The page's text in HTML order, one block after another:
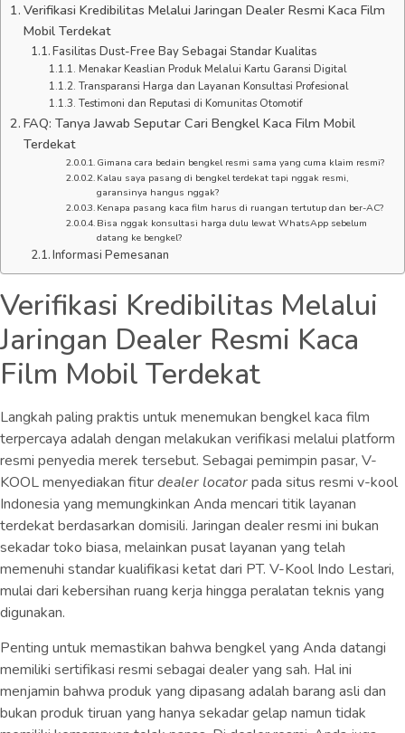
Verifikasi Kredibilitas Melalui Jaringan Dealer Resmi Kaca Film
Mobil Terdekat
Fasilitas Dust-Free Bay Sebagai Standar Kualitas
Menakar Keaslian Produk Melalui Kartu Garansi Digital
Transparansi Harga dan Layanan Konsultasi Profesional
Testimoni dan Reputasi di Komunitas Otomotif
FAQ: Tanya Jawab Seputar Cari Bengkel Kaca Film Mobil
Terdekat
Gimana cara bedain bengkel resmi sama yang cuma klaim resmi?
Kalau saya pasang di bengkel terdekat tapi nggak resmi,
garansinya hangus nggak?
Kenapa pasang kaca film harus di ruangan tertutup dan ber-AC?
Bisa nggak konsultasi harga dulu lewat WhatsApp sebelum
datang ke bengkel?
Informasi Pemesanan
Verifikasi Kredibilitas Melalui
Jaringan Dealer Resmi Kaca
Film Mobil Terdekat
Langkah paling praktis untuk menemukan bengkel kaca film
terpercaya adalah dengan melakukan verifikasi melalui platform
resmi penyedia merek tersebut. Sebagai pemimpin pasar, V-
KOOL menyediakan fiturdealer locatorpada situs resmi v-kool
Indonesia yang memungkinkan Anda mencari titik layanan
terdekat berdasarkan domisili. Jaringan dealer resmi ini bukan
sekadar toko biasa, melainkan pusat layanan yang telah
memenuhi standar kualifikasi ketat dari PT. V-Kool Indo Lestari,
mulai dari kebersihan ruang kerja hingga peralatan teknis yang
digunakan.
Penting untuk memastikan bahwa bengkel yang Anda datangi
memiliki sertifikasi resmi sebagai dealer yang sah. Hal ini
menjamin bahwa produk yang dipasang adalah barang asli dan
bukan produk tiruan yang hanya sekadar gelap namun tidak